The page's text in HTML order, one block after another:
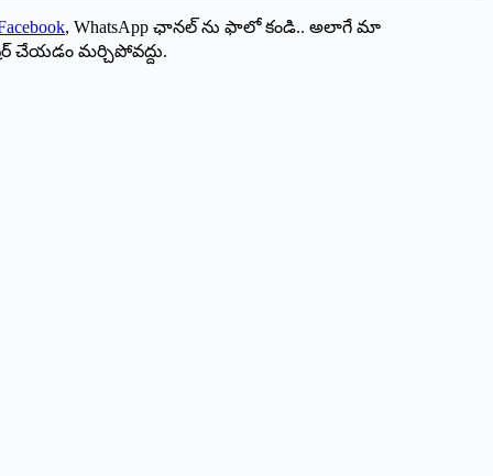
, WhatsApp ఛానల్ ను ఫాలో కండి.. అలాగే మా
చేయడం మర్చిపోవద్దు.